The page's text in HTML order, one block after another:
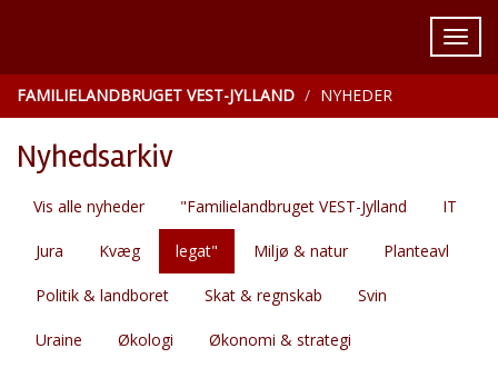
FAMILIELANDBRUGET VEST-JYLLAND NYHEDER
Nyhedsarkiv
Vis alle nyheder "Familielandbruget VEST-Jylland IT
Jura Kvæg legat" Miljø & natur Planteavl
Politik & landboret Skat & regnskab Svin
Uraine Økologi Økonomi & strategi